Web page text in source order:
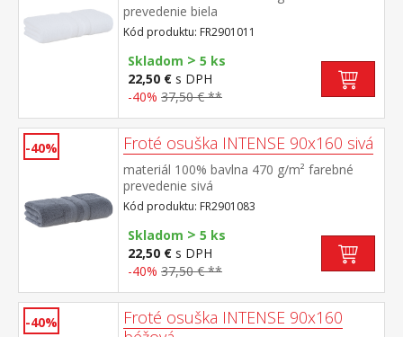
prevedenie biela
Kód produktu: FR2901011
Skladom > 5 ks
22,50 € s DPH
-40% 37,50 € **
-40% Froté osuška INTENSE 90x160 sivá
materiál 100% bavlna 470 g/m² farebné
prevedenie sivá
Kód produktu: FR2901083
Skladom > 5 ks
22,50 € s DPH
-40% 37,50 € **
-40%
Froté osuška INTENSE 90x160